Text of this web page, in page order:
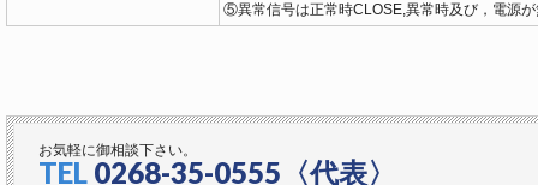
⑤異常信号は正常時CLOSE,異常時及び，電源
お気軽に御相談下さい。
TEL 0268-35-0555 〈代表〉